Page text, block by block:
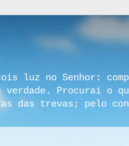
luz no Senhor:
Procurai o
das trevas; pelo